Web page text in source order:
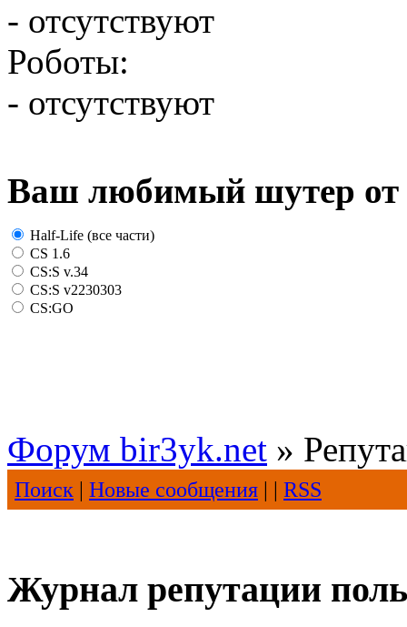
- отсутствуют
Роботы:
- отсутствуют
Ваш любимый шутер от
Half-Life (все части)
CS 1.6
CS:S v.34
CS:S v2230303
CS:GO
Форум bir3yk.net »
Поиск | Новые сообщения | | RSS
Журнал репутации